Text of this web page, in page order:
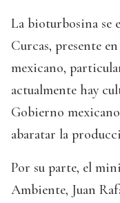
La bioturbosina se
Curcas, presente
mexicano,
actualmente hay
Gobierno
abaratar la
Por su parte, el
Ambiente, Juan